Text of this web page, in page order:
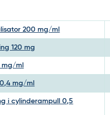
200 mg/ml
120 mg
mg/ml
mg/ml
i cylinderampull 0,5